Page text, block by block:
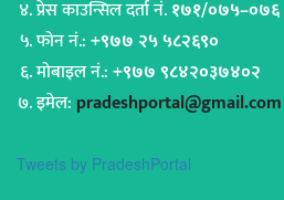
प्रेस काउन्सिल दर्ता नं.१७१/०७५–०७६
फोन नं.:+९७७ २५ ५८२६९०
मोबाइल नं.:+९७७ ९८४२०३७४०२
इमेल: pradeshportal@gmail.com
Tweets by PradeshPortal